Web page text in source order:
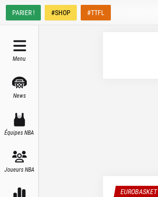
PARIER ! #SHOP #TTFL
Menu
News
Équipes NBA
Joueurs NBA
EUROBASKET